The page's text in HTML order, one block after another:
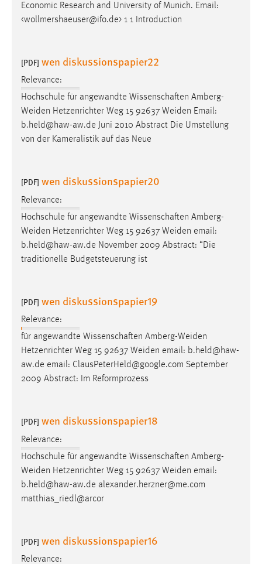
Economic Research and University of Munich. Email:
<wollmershaeuser@ifo.de> 1 1 Introduction
[PDF] wen diskussionspapier22
Relevance:
Hochschule für angewandte Wissenschaften Amberg-
Weiden Hetzenrichter Weg 15 92637 Weiden Email:
b.held@haw-aw.de Juni 2010 Abstract Die Umstellung
von der Kameralistik auf das Neue
[PDF] wen diskussionspapier20
Relevance:
Hochschule für angewandte Wissenschaften Amberg-
Weiden Hetzenrichter Weg 15 92637 Weiden email:
b.held@haw-aw.de November 2009 Abstract: “Die
traditionelle Budgetsteuerung ist
[PDF] wen diskussionspapier19
Relevance:
für angewandte Wissenschaften Amberg-Weiden
Hetzenrichter Weg 15 92637 Weiden email: b.held@haw-
aw.de email: ClausPeterHeld@google.com September
2009 Abstract: Im Reformprozess
[PDF] wen diskussionspapier18
Relevance:
Hochschule für angewandte Wissenschaften Amberg-
Weiden Hetzenrichter Weg 15 92637 Weiden email:
b.held@haw-aw.de alexander.herzner@me.com
matthias_riedl@arcor
[PDF] wen diskussionspapier16
Relevance: